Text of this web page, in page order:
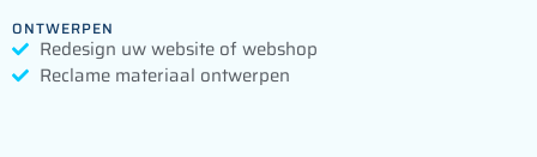
ONTWERPEN
Redesign uw website of webshop
Reclame materiaal ontwerpen